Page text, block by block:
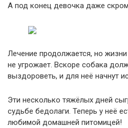
А под конец девочка даже
Лечение продолжается, но
не угрожает. Вскоре собака
выздороветь, и для неё начнут
Эти несколько тяжёлых дней
судьбе бедолаги. Теперь у неё
любимой домашней питомицей!